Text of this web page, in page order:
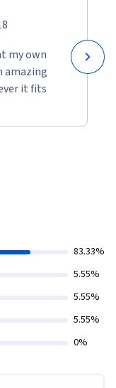
my own
amazing
it fits
83.33%
5.55%
5.55%
5.55%
0%